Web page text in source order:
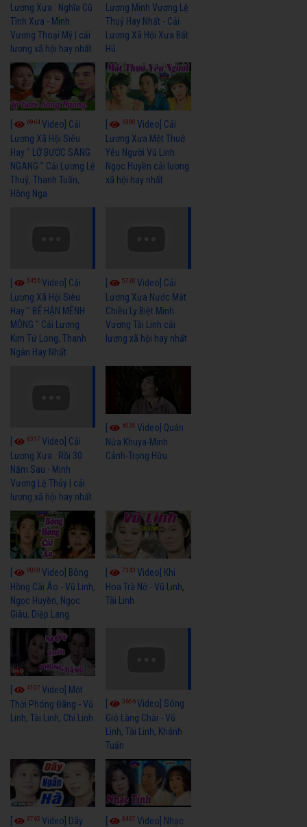
Lương Xưa : Nghĩa Cũ
Tình Xưa - Minh
Vương Thoại Mỹ | cải
lương xã hội hay nhất
Lương Minh Vương Lệ
Thuỷ Hay Nhất - Cải
Lương Xã Hội Xưa Bất
Hủ
6964Video] Cải
Lương Xã Hội Siêu
Hay " LỠ BƯỚC SANG
NGANG " Cải Lương Lệ
Thuỷ, Thanh Tuấn,
Hồng Nga
6380Video] Cải
Lương Xưa Một Thuở
Yêu Người Vũ Linh
Ngọc Huyền cải lương
xã hội hay nhất
5456Video] Cải
Lương Xã Hội Siêu
Hay " BỂ HẬN MÊNH
MÔNG " Cải Lương
Kim Tử Long, Thanh
Ngân Hay Nhất
5730Video] Cải
Lương Xưa Nước Mắt
Chiều Ly Biệt Minh
Vương Tài Linh cải
lương xã hội hay nhất
6317 Video] Cải
Lương Xưa : Rồi 30
Năm Sau - Minh
Vương Lệ Thủy | cải
lương xã hội hay nhất
6035Video] Quán
Nửa Khuya-Minh
Cảnh-Trọng Hữu
9050 Video] Bông
Hồng Cài Áo - Vũ Linh,
Ngọc Huyền, Ngọc
Giàu, Diệp Lang
7343Video] Khi
Hoa Trà Nở - Vũ Linh,
Tài Linh
4107 Video] Một
Thời Phóng Đãng - Vũ
Linh, Tài Linh, Chí Linh
3656Video] Sóng
Gió Làng Chài - Vũ
Linh, Tài Linh, Khánh
Tuấn
3765 Video] Dãy
3437Video] Nhạc